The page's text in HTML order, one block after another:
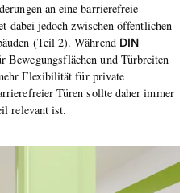
an eine barrierefreie
dabei jedoch zwischen öffentlichen
(Teil 2). Während DIN
Bewegungsflächen und Türbreiten
Flexibilität für private
Türen sollte daher immer
relevant ist.